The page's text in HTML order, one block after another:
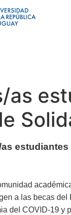
as
a las becas
del COVID-19 y